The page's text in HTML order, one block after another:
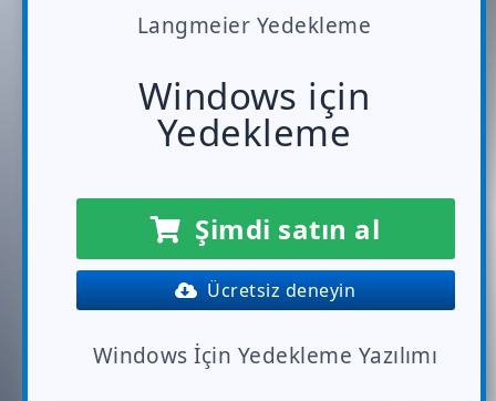
Langmeier Yedekleme
Windows için
Yedekleme
Şimdi satın al
Ücretsiz deneyin
Windows İçin Yedekleme Yazılımı